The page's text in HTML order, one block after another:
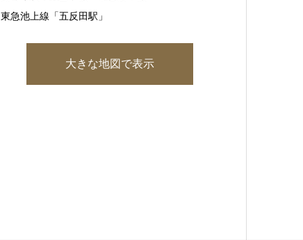
東急池上線「五反田駅」
大きな地図で表示